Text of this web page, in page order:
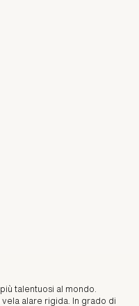
talentuosi al mondo.
alare rigida. In grado di